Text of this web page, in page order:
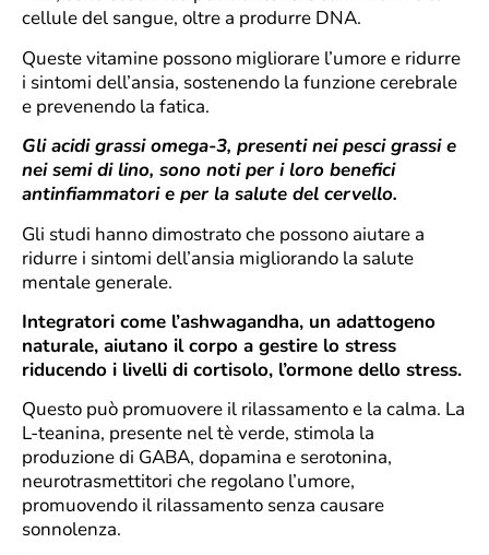
cellule del sangue, oltre a produrre DNA.
Queste vitamine possono migliorare l’umore e ridurre
i sintomi dell’ansia, sostenendo la funzione cerebrale
e prevenendo la fatica.
Gli acidi grassi omega-3, presenti nei pesci grassi e
nei semi di lino, sono noti per i loro benefici
antinfiammatori e per la salute del cervello.
Gli studi hanno dimostrato che possono aiutare a
ridurre i sintomi dell’ansia migliorando la salute
mentale generale.
Integratori come l’ashwagandha, un adattogeno
naturale, aiutano il corpo a gestire lo stress
riducendo i livelli di cortisolo, l’ormone dello stress.
Questo può promuovere il rilassamento e la calma. La
L-teanina, presente nel tè verde, stimola la
produzione di GABA, dopamina e serotonina,
neurotrasmettitori che regolano l’umore,
promuovendo il rilassamento senza causare
sonnolenza.